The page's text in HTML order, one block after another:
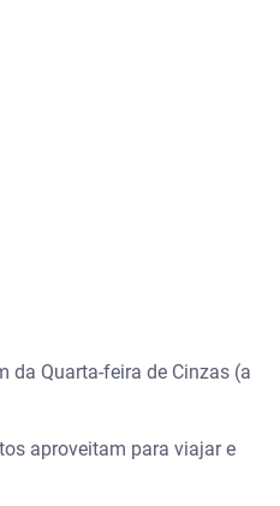
da Quarta-feira de Cinzas (a
aproveitam para viajar e